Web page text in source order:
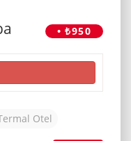
• ₺950
Otel